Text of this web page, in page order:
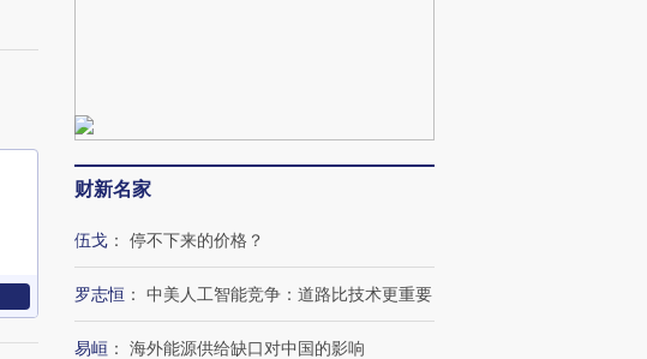
财新名家
伍戈 ： 停不下来的价格？
罗志恒 ： 中美人工智能竞争：道路比技术更重要
易峘 ： 海外能源供给缺口对中国的影响